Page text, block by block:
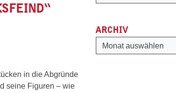
in die Abgründe
seine Figuren – wie
ARCHIV
Archiv
Monat auswählen